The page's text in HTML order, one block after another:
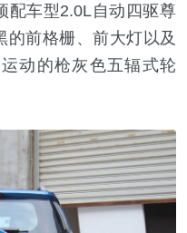
配车型2.0L自动四驱尊
的前格栅、前大灯以及
动的枪灰色五辐式轮